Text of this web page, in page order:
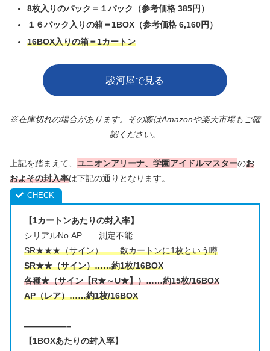
8枚入りのパック＝１パック（参考価格 385円）
１６パック入りの箱＝1BOX（参考価格 6,160円）
16BOX入りの箱＝1カートン
駿河屋で見る
※在庫切れの場合があります。その際はAmazonや楽天市場もご確
認ください。
上記を踏まえて、 ユニオンアリーナ、学園アイドルマスターのお
およその封入率は下記の通りとなります。
【1カートンあたりの封入率】
シリアルNo.AP……測定不能
SR★★★（サイン）……数カートンに1枚という噂
SR★★（サイン）……約1枚/16BOX
各種★（サイン【R★～U★】）……約15枚/16BOX
AP（レア）……約1枚/16BOX
—————–
【1BOXあたりの封入率】